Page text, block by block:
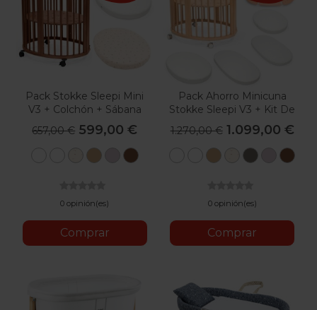
Pack Stokke Sleepi Mini
V3 + Colchón + Sábana
657,00 € 599,00 €
BlancoFlowerNaturalLavanda
Marrón
0 opinión(es)
Comprar
Pack Ahorro Minicuna
Stokke Sleepi V3 + Kit De
Extensión + Colchones +
Sábana
1.270,00 € 1.099,00 €
BlancoBlancoNaturalFlower
0 opinión(es)
Comprar